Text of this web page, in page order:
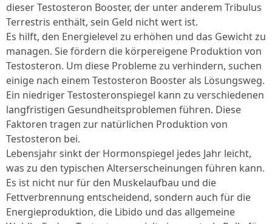
dieser Testosteron Booster, der unter anderem Tribulus
Terrestris enthält, sein Geld nicht wert ist.
Es hilft, den Energielevel zu erhöhen und das Gewicht zu
managen. Sie fördern die körpereigene Produktion von
Testosteron. Um diese Probleme zu verhindern, suchen
einige nach einem Testosteron Booster als Lösungsweg.
Ein niedriger Testosteronspiegel kann zu verschiedenen
langfristigen Gesundheitsproblemen führen. Diese
Faktoren tragen zur natürlichen Produktion von
Testosteron bei.
Lebensjahr sinkt der Hormonspiegel jedes Jahr leicht,
was zu den typischen Alterserscheinungen führen kann.
Es ist nicht nur für den Muskelaufbau und die
Fettverbrennung entscheidend, sondern auch für die
Energieproduktion, die Libido und das allgemeine